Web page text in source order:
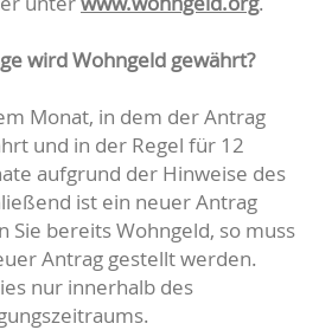
wird Wohngeld gewährt?
Monat, in dem der Antrag
und in der Regel für 12
aufgrund der Hinweise des
ist ein neuer Antrag
Sie bereits Wohngeld, so muss
Antrag gestellt werden.
nur innerhalb des